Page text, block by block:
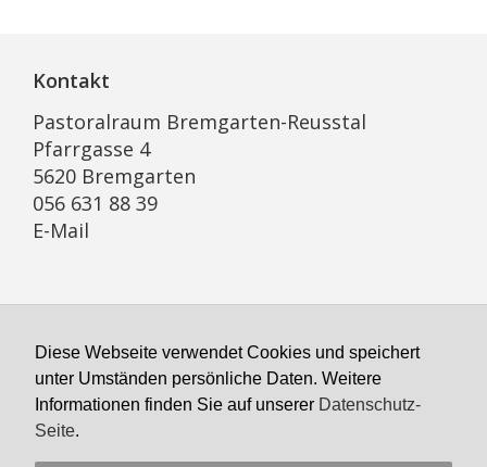
Diese Webseite verwendet Cookies und speichert
unter Umständen persönliche Daten. Weitere
Informationen finden Sie auf unserer Datenschutz-
Seite.
Kontakt
Pastoralraum Bremgarten-Reusstal
Pfarrgasse 4
5620 Bremgarten
056 631 88 39
E-Mail
Montag geschlossen
Dienstag bis Freitag
8:00 bis 11:00, 14:00–16:00 Uhr